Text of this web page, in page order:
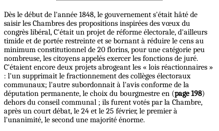
Dès le début de l'année 1848, le gouvernement s'était hâté de
saisir les Chambres des propositions inspirées des vœux du
congrès libéral, C'était un projet de réforme électorale, d'ailleurs
timide et de portée restreinte et se bornant à réduire le cens au
minimum constitutionnel de 20 florins, pour une catégorie peu
nombreuse, les citoyens appelés exercer les fonctions de juré.
C'étaient encore deux projets abrogeant les « lois réactionnaires »
: l'un supprimait le fractionnement des collèges électoraux
communaux; l'autre subordonnait à l'avis conforme de la
députation permanente, le choix du bourgmestre en (page 198)
dehors du conseil communal ; ils furent votés par la Chambre,
après un court débat, le 24 et le 25 février, le premier à
l'unanimité, le second une majorité énorme.